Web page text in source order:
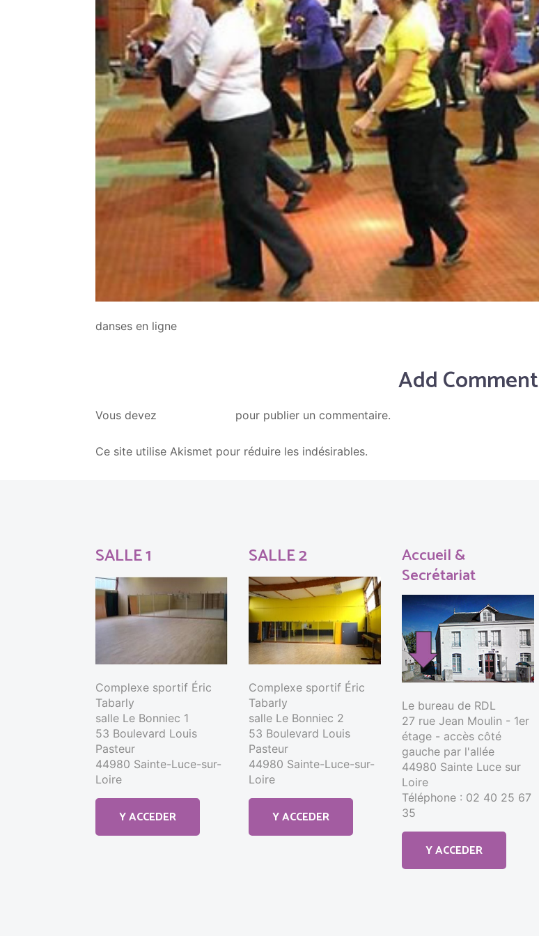
danses en ligne
Add Comment
Vous devez pour publier un commentaire.
Ce site utilise Akismet pour réduire les indésirables.
SALLE 1
Complexe sportif Éric
Tabarly
salle Le Bonniec 1
53 Boulevard Louis
Pasteur
44980 Sainte-Luce-sur-
Loire
Y ACCEDER
SALLE 2
Complexe sportif Éric
Tabarly
salle Le Bonniec 2
53 Boulevard Louis
Pasteur
44980 Sainte-Luce-sur-
Loire
Y ACCEDER
Accueil &
Secrétariat
Le bureau de RDL
27 rue Jean Moulin - 1er
étage - accès côté
gauche par l'allée
44980 Sainte Luce sur
Loire
Téléphone : 02 40 25 67
35
Y ACCEDER